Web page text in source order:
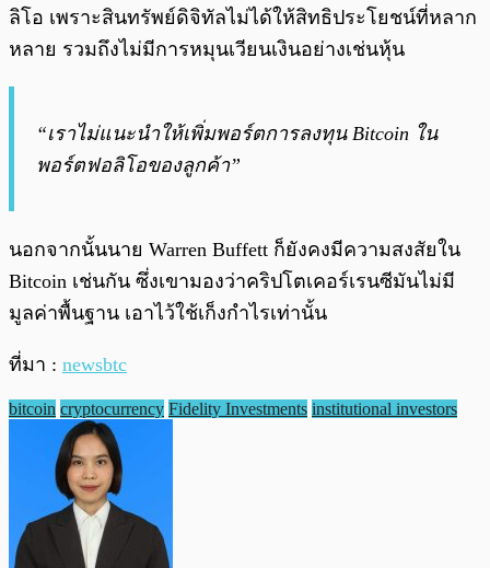
ลิโอ เพราะสินทรัพย์ดิจิทัลไม่ได้ให้สิทธิประโยชน์ที่หลาก
หลาย รวมถึงไม่มีการหมุนเวียนเงินอย่างเช่นหุ้น
“เราไม่แนะนำให้เพิ่มพอร์ตการลงทุน Bitcoin ใน
พอร์ตฟอลิโอของลูกค้า”
นอกจากนั้นนาย Warren Buffett ก็ยังคงมีความสงสัยใน
Bitcoin เช่นกัน ซึ่งเขามองว่าคริปโตเคอร์เรนซีมันไม่มี
มูลค่าพื้นฐาน เอาไว้ใช้เก็งกำไรเท่านั้น
ที่มา : newsbtc
bitcoin cryptocurrency Fidelity Investments institutional investors